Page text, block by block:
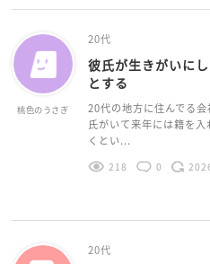
桃色のうさぎ
20代
彼氏が生きがいに
とする
20代の地方に住んでる
氏がいて来年には籍を
くとい...
218 0
20代